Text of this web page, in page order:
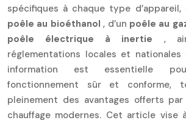
spécifiques à chaque type d’appareil,
poêle au bioéthanol, d’un poêle au
poêle électrique à inertie ,
réglementations locales et
information est essentielle
fonctionnement sûr et conforme,
pleinement des avantages offerts
chauffage modernes. Cet article vise